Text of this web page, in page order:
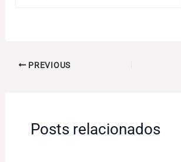
PREVIOUS
Posts relacionados